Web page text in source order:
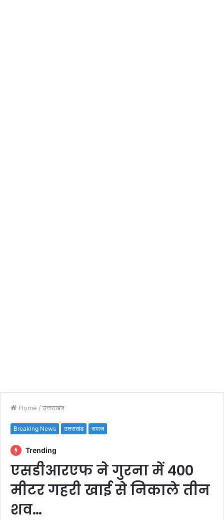
Home / उत्तराखंड
Breaking News उत्तराखंड समाज
Trending
एसडीआरएफ ने गुरना में 400
मीटर गहरी खाई से निकाले तीन
शव…